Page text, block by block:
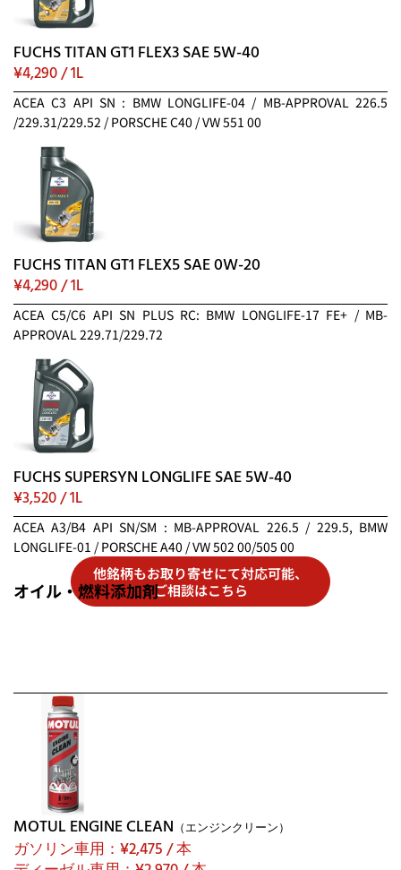
FUCHS TITAN GT1 FLEX3 SAE 5W-40
¥4,290 / 1L
ACEA C3 API SN : BMW LONGLIFE-04 / MB-APPROVAL 226.5
/229.31/229.52 / PORSCHE C40 / VW 551 00
FUCHS TITAN GT1 FLEX5 SAE 0W-20
¥4,290 / 1L
ACEA C5/C6 API SN PLUS RC: BMW LONGLIFE-17 FE+ / MB-
APPROVAL 229.71/229.72
FUCHS SUPERSYN LONGLIFE SAE 5W-40
¥3,520 / 1L
ACEA A3/B4 API SN/SM : MB-APPROVAL 226.5 / 229.5, BMW
LONGLIFE-01 / PORSCHE A40 / VW 502 00/505 00
他銘柄もお取り寄せにて対応可能、
ご相談はこちら
オイル・燃料添加剤
MOTUL ENGINE CLEAN （エンジンクリーン）
ガソリン車用：¥2,475 / 本